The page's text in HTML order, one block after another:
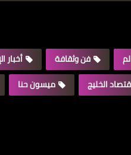
فن وثقافة
أخبار
الخليج ميسون حنا